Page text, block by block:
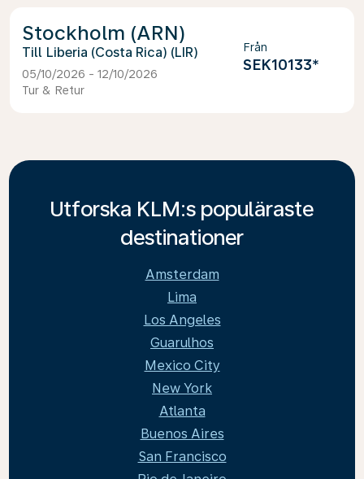
Stockholm (ARN)
Liberia (Costa Rica) (LIR)
05/10/2026 - 12/10/2026
Tur & Retur
Från
SEK10133*
Utforska KLM:s populäraste
destinationer
Amsterdam
Lima
Los Angeles
Guarulhos
Mexico City
New York
Atlanta
Buenos Aires
San Francisco